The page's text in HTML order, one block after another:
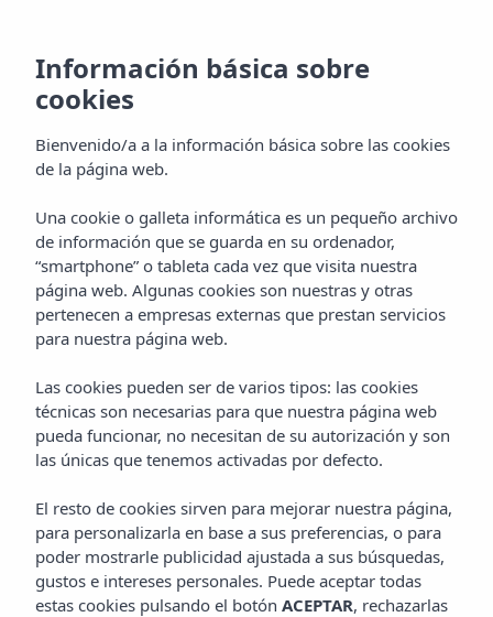
Inicio Hoteles
Formentera
Insotel Club Maryland ***
FAQ
Preguntas
frecuentes de
Insotel Club
Maryland
En esta sección encontrarás respuestas a las preguntas
más frecuentes sobre el Insotel Club Maryland, nuestro
Información básica sobre
cookies
Bienvenido/a a la información básica sobre las cookies
de la página web.
Una cookie o galleta informática es un pequeño archivo
de información que se guarda en su ordenador,
“smartphone” o tableta cada vez que visita nuestra
página web. Algunas cookies son nuestras y otras
pertenecen a empresas externas que prestan servicios
para nuestra página web.
Las cookies pueden ser de varios tipos: las cookies
técnicas son necesarias para que nuestra página web
pueda funcionar, no necesitan de su autorización y son
las únicas que tenemos activadas por defecto.
El resto de cookies sirven para mejorar nuestra página,
para personalizarla en base a sus preferencias, o para
poder mostrarle publicidad ajustada a sus búsquedas,
gustos e intereses personales. Puede aceptar todas
estas cookies pulsando el botón ACEPTAR, rechazarlas